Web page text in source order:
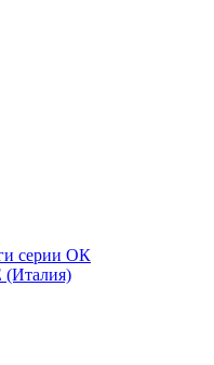
серии ОК
(Италия)